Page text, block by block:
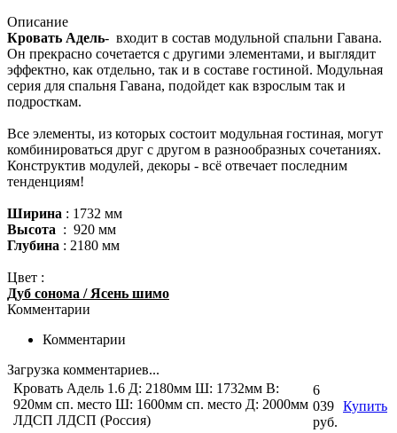
Описание
Кровать Адель- входит в состав модульной спальни Гавана.
Он прекрасно сочетается с другими элементами, и выглядит
эффектно, как отдельно, так и в составе гостиной. Модульная
серия для спальня Гавана, подойдет как взрослым так и
подросткам.
Все элементы, из которых состоит модульная гостиная, могут
комбинироваться друг с другом в разнообразных сочетаниях.
Конструктив модулей, декоры - всё отвечает последним
тенденциям!
Ширина : 1732 мм
Высота : 920 мм
Глубина : 2180 мм
Цвет :
Дуб сонома / Ясень шимо
Комментарии
Комментарии
Загрузка комментариев...
Кровать Адель 1.6 Д: 2180мм Ш: 1732мм В:
920мм сп. место Ш: 1600мм сп. место Д: 2000мм
ЛДСП ЛДСП (Россия)
6
039
руб.
Купить